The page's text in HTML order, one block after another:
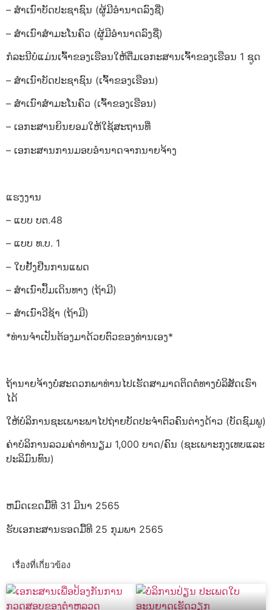
– ສຳເນົາບັດປະຊາຊົນ (ຜູ້ມີອຳນາດລົງຊື່)
– ສຳເນົາສຳມະໂນຄົວ (ຜູ້ມີອຳນາດລົງຊື່)
ກໍລະນີບໍແມ່ນເຈົ້າຂອງເຮືອນໃຫ້ຕື່ມເອກະສານເຈົ້າຂອງເຮືອນ 1 ຊູດ
– ສຳເນົາບັດປະຊາຊົນ (ເຈົ້າຂອງເຮືອນ)
– ສຳເນົາສຳມະໂນຄົວ (ເຈົ້າຂອງເຮືອນ)
– ເອກະສານຍິນຍອມໃຫ້ໃຊ້ສະຖານທີ່
– ເອກະສານການມອບອຳນາດຈາກນາຍຈ້າງ
ແຮງງານ
– ແບບ ບຕ.48
– ແບບ ທ.ບ. 1
– ໃບຢັ້ງຢືນການແພດ
– ສຳເນົາປຶ້ມເດິນທາງ (ຖ້າມີ)
– ສຳເນົາວີຊ້າ (ຖ້າມີ)
*ທ່ານຈຳເປັນຕ້ອງມາດ້ວຍຕົວຂອງທ່ານເອງ*
ຖ້ານາຍຈ້າງບໍ່ສະດວກພາທ່ານໄປເຮັດສາມາດຕິດຕໍ່ທາງບໍລິສັດເຮົາ
ໄດ້
ໃຫ້ບໍລິການຊະເພາະພາໄປຖ່າຍບັດປະຈຳຕົວຄົນຕ່າງດ້າວ (ບັດຊົມພູ)
ຄ່າບໍລິການລວມຄ່າທຳນຽມ 1,000 ບາດ/ຄົນ (ຊະເພາະກຸງເທບແລະ
ປະລິມົນທົນ)
ຫມົດເຂດມື້ທີ 31 ມີນາ 2565
ຮັບເອກະສານຮອດມື້ທີ 25 ກຸມພາ 2565
เรื่องที่เกี่ยวข้อง